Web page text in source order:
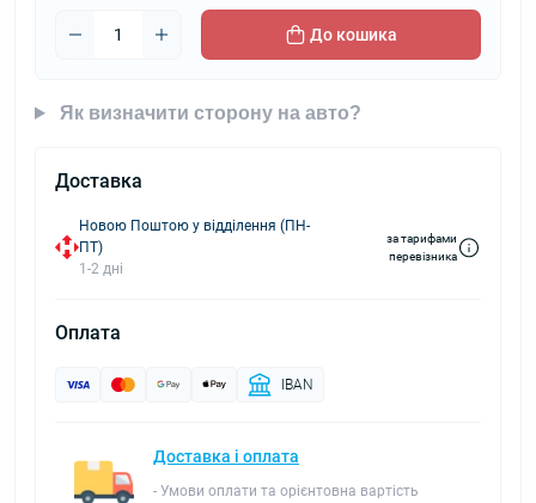
До кошика
Як визначити сторону на авто?
Доставка
Новою Поштою у відділення (ПН-
ПТ)
1-2 дні
за тарифами
перевізника
Оплата
IBAN
Доставка і оплата
- Умови оплати та орієнтовна вартість